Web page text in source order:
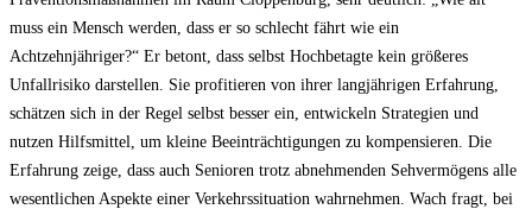
muss ein Mensch werden, dass er so schlecht fährt wie ein
Achtzehnjähriger?“ Er betont, dass selbst Hochbetagte kein größeres
Unfallrisiko darstellen. Sie profitieren von ihrer langjährigen Erfahrung,
schätzen sich in der Regel selbst besser ein, entwickeln Strategien und
nutzen Hilfsmittel, um kleine Beeinträchtigungen zu kompensieren. Die
Erfahrung zeige, dass auch Senioren trotz abnehmenden Sehvermögens alle
wesentlichen Aspekte einer Verkehrssituation wahrnehmen. Wach fragt, bei